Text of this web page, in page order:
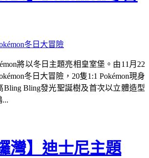
將以冬日主題亮相皇室堡。由11月22
冬日大冒險，20隻1:1 Pokémon現身
Bling Bling發光聖誕樹及首次以立體造型
...
灣】迪士尼主題